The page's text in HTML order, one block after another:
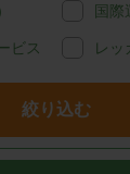
国際
ビス レッ
絞り込む